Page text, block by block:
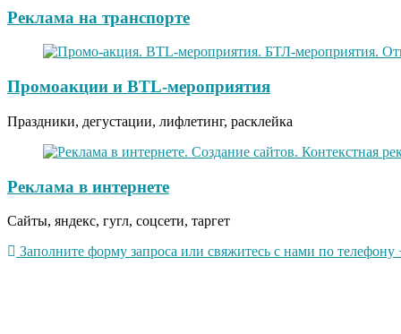
Реклама на транспорте
Промоакции и BTL-мероприятия
Праздники, дегустации, лифлетинг, расклейка
Реклама в интернете
Сайты, яндекс, гугл, соцсети, таргет
Заполните форму запроса или свяжитесь с нами по